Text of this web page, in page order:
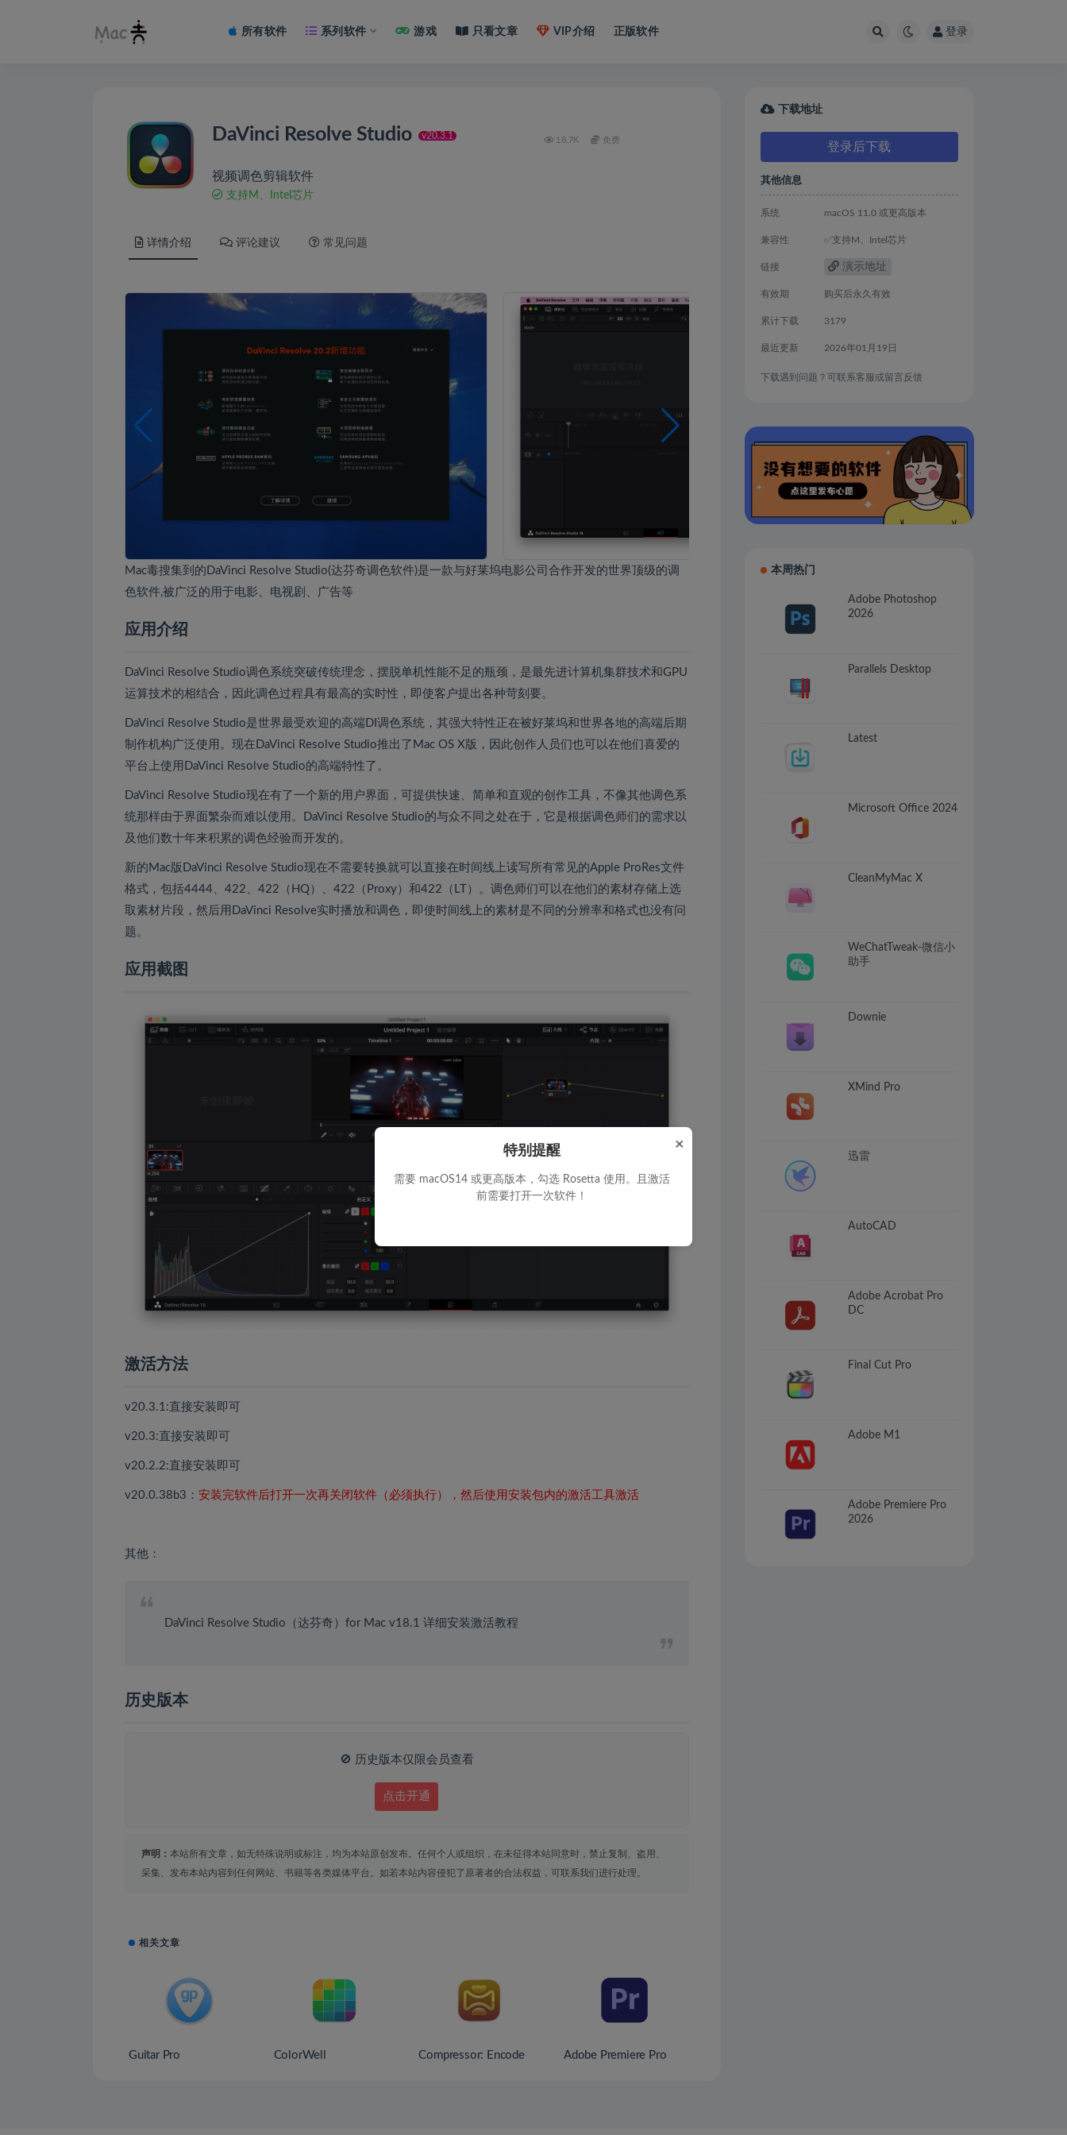
所有软件 系列软件 游戏 只看文章 VIP介绍 正版软件 登录
DaVinci Resolve Studio v20.3.1
视频调色剪辑软件
支持M、Intel芯片
18.7K 免费
详情介绍 评论建议 常见问题
Mac毒搜集到的DaVinci Resolve Studio(达芬奇调色软件)是一款与好莱坞电影公司合作开发的世界顶级的调
色软件,被广泛的用于电影、电视剧、广告等
应用介绍
DaVinci Resolve Studio调色系统突破传统理念，摆脱单机性能不足的瓶颈，是最先进计算机集群技术和GPU
运算技术的相结合，因此调色过程具有最高的实时性，即使客户提出各种苛刻要。
DaVinci Resolve Studio是世界最受欢迎的高端DI调色系统，其强大特性正在被好莱坞和世界各地的高端后期
制作机构广泛使用。现在DaVinci Resolve Studio推出了Mac OS X版，因此创作人员们也可以在他们喜爱的
平台上使用DaVinci Resolve Studio的高端特性了。
DaVinci Resolve Studio现在有了一个新的用户界面，可提供快速、简单和直观的创作工具，不像其他调色系
统那样由于界面繁杂而难以使用。DaVinci Resolve Studio的与众不同之处在于，它是根据调色师们的需求以
及他们数十年来积累的调色经验而开发的。
新的Mac版DaVinci Resolve Studio现在不需要转换就可以直接在时间线上读写所有常见的Apple ProRes文件
格式，包括4444、422、422（HQ）、422（Proxy）和422（LT）。调色师们可以在他们的素材存储上选
取素材片段，然后用DaVinci Resolve实时播放和调色，即使时间线上的素材是不同的分辨率和格式也没有问
题。
应用截图
激活方法
v20.3.1:直接安装即可
v20.3:直接安装即可
v20.2.2:直接安装即可
v20.0.38b3： 安装完软件后打开一次再关闭软件（必须执行），然后使用安装包内的激活工具激活
其他：
DaVinci Resolve Studio（达芬奇）for Mac v18.1 详细安装激活教程
历史版本
🚫 历史版本仅限会员查看
点击开通
声明： 本站所有文章，如无特殊说明或标注，均为本站原创发布。任何个人或组织，在未征得本站同意时，禁止复制、盗用、
采集、发布本站内容到任何网站、书籍等各类媒体平台。如若本站内容侵犯了原著者的合法权益，可联系我们进行处理。
相关文章
Guitar Pro ColorWell
Compressor: Encode
Adobe Premiere Pro
下载地址
登录后下载
其他信息
系统 macOS 11.0 或更高版本
兼容性 ✅支持M、Intel芯片
链接 演示地址
有效期 购买后永久有效
累计下载 3179
最近更新 2026年01月19日
下载遇到问题？可联系客服或留言反馈
本周热门
Adobe Photoshop
2026
Parallels Desktop
Latest
Microsoft Office 2024
CleanMyMac X
WeChatTweak-微信小
助手
Downie
XMind Pro
迅雷
AutoCAD
Adobe Acrobat Pro
DC
Final Cut Pro
Adobe M1
Adobe Premiere Pro
2026
×
特别提醒
需要 macOS14 或更高版本，勾选 Rosetta 使用。且激活
前需要打开一次软件！